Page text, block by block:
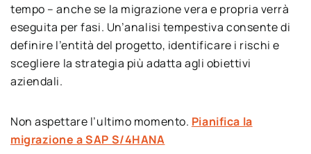
tempo – anche se la migrazione vera e propria verrà
eseguita per fasi. Un’analisi tempestiva consente di
definire l’entità del progetto, identificare i rischi e
scegliere la strategia più adatta agli obiettivi
aziendali.
Non aspettare l’ultimo momento. Pianifica la
migrazione a SAP S/4HANA